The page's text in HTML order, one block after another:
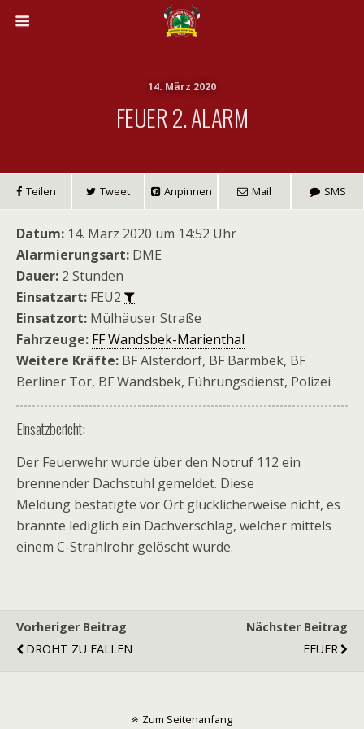
14. März 2020
FEUER 2. ALARM
Teilen Tweet Anpinnen Mail SMS
Datum: 14. März 2020 um 14:52 Uhr
Alarmierungsart: DME
Dauer: 2 Stunden
Einsatzart: FEU2
Einsatzort: Mülhäuser Straße
Fahrzeuge: FF Wandsbek-Marienthal
Weitere Kräfte: BF Alsterdorf, BF Barmbek, BF
Berliner Tor, BF Wandsbek, Führungsdienst, Polizei
Einsatzbericht:
Der Feuerwehr wurde über den Notruf 112 ein
brennender Dachstuhl gemeldet. Diese
Meldung bestätigte vor Ort glücklicherweise nicht, es
brannte lediglich ein Dachverschlag, welcher mittels
einem C-Strahlrohr gelöscht wurde.
Vorheriger Beitrag
DROHT ZU FALLEN
Nächster Beitrag
FEUER
Zum Seitenanfang